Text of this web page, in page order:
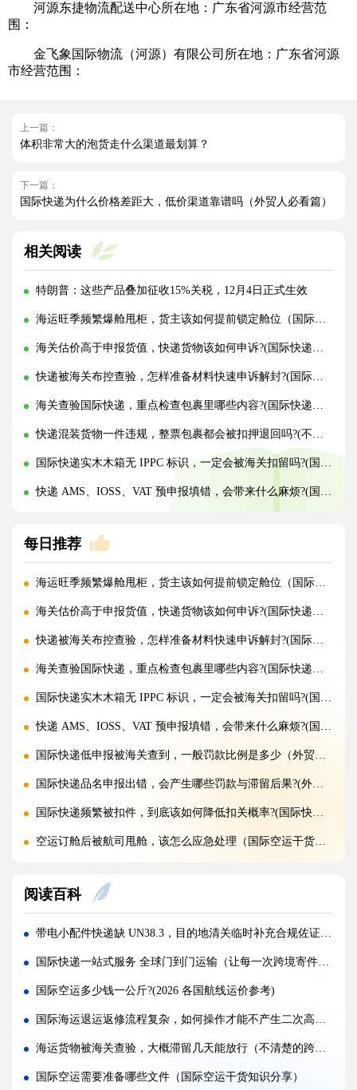
河源东捷物流配送中心所在地：广东省河源市经营范
围：
金飞象国际物流（河源）有限公司所在地：广东省河源
市经营范围：
上一篇：
体积非常大的泡货走什么渠道最划算？
下一篇：
国际快递为什么价格差距大，低价渠道靠谱吗（外贸人必看篇）
相关阅读
特朗普：这些产品叠加征收15%关税，12月4日正式生效
海运旺季频繁爆舱甩柜，货主该如何提前锁定舱位（国际海运干货知识分享）
海关估价高于申报货值，快递货物该如何申诉?(国际快递干货知识分享)
快递被海关布控查验，怎样准备材料快速申诉解封?(国际快递干货知识分享)
海关查验国际快递，重点检查包裹里哪些内容?(国际快递干货知识分享)
快递混装货物一件违规，整票包裹都会被扣押退回吗?(不清楚的外贸人看过来)
国际快递实木木箱无 IPPC 标识，一定会被海关扣留吗?(国际快递干货知识分享)
快递 AMS、IOSS、VAT 预申报填错，会带来什么麻烦?(国际快递干货知识分享)
每日推荐
海运旺季频繁爆舱甩柜，货主该如何提前锁定舱位（国际海运干货知识分享）
海关估价高于申报货值，快递货物该如何申诉?(国际快递干货知识分享)
快递被海关布控查验，怎样准备材料快速申诉解封?(国际快递干货知识分享)
海关查验国际快递，重点检查包裹里哪些内容?(国际快递干货知识分享)
国际快递实木木箱无 IPPC 标识，一定会被海关扣留吗?(国际快递干货知识分享)
快递 AMS、IOSS、VAT 预申报填错，会带来什么麻烦?(国际快递干货知识分享)
国际快递低申报被海关查到，一般罚款比例是多少（外贸人请注意）
国际快递品名申报出错，会产生哪些罚款与滞留后果?(外贸人请注意)
国际快递频繁被扣件，到底该如何降低扣关概率?(国际快递干货知识分享)
空运订舱后被航司甩舱，该怎么应急处理（国际空运干货知识分享）
加急国际空运真的能提速，靠谱吗?(国际空运干货知识分享)
FBA 空运出现丢件破损，理赔流程怎么走（国际空运干货知识分享）
FBA 空运头程该怎么挑选靠谱物流货代（国际空运干货知识分享）
FBA 空运货物超重超尺寸会产生哪些附加费?(不清楚的亚马逊卖家看过来)
亚马逊 FBA 空运，空派和纯空运该怎么选择?(不清楚的亚马逊卖家看过来)
空运货物被海关布控，如何快速提交材料申诉（国际空运干货知识分享）
实木包装走国际空运必须做熏蒸热处理吗（国际空运干货知识分享）
阅读百科
带电小配件快递缺 UN38.3，目的地清关临时补充合规佐证清单（跨境电商卖家请注意）
国际快递一站式服务 全球门到门运输（让每一次跨境寄件都简单高效）
国际空运多少钱一公斤?(2026 各国航线运价参考)
国际海运退运返修流程复杂，如何操作才能不产生二次高额清关费用（国际海运干货知识分享）
海运货物被海关查验，大概滞留几天能放行（不清楚的跨境电商卖家请注意）
国际空运需要准备哪些文件（国际空运干货知识分享）